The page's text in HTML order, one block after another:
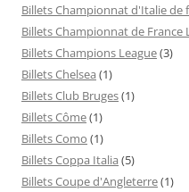
Billets Championnat d'Italie de
Billets Championnat de France
Billets Champions League(3)
Billets Chelsea (1)
Billets Club Bruges(1)
Billets Côme(1)
Billets Como (1)
Billets Coppa Italia (5)
Billets Coupe d'Angleterre(1)